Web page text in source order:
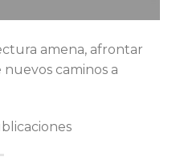
amena, afrontar
caminos a